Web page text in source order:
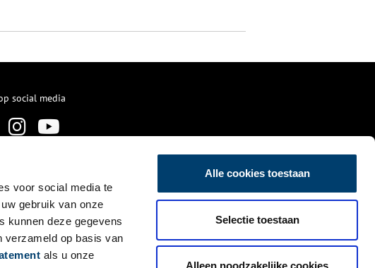
voor social media te
gebruik van onze
kunnen deze gegevens
verzameld op basis van
als u onze
Alle cookies toestaan
Selectie toestaan
Alleen noodzakelijke cookies
social media